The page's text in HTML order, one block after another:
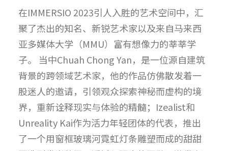
在IMMERSIO 2023引人入胜的艺术空间中，汇
聚了杰出的知名、新锐艺术家以及来自马来西
亚多媒体大学（MMU）富有想像力的莘莘学
子。 当中Chuah Chong Yan，是一位源自建筑
背景的跨领域艺术家，他的作品仿佛散发着一
股迷人的邀请，引领观众探索神秘而虚构的境
界，重新诠释现实与体验的精髓；Izealist和
Unreality Kai作为活力年轻团体的代表，推出
了一个用窗框玻璃河霓虹灯条雕塑而成的甜甜